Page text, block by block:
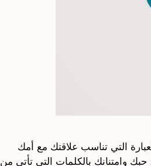
التي تناسب علاقتك مع أمك
وامتنانك بالكلمات التي تأتي من